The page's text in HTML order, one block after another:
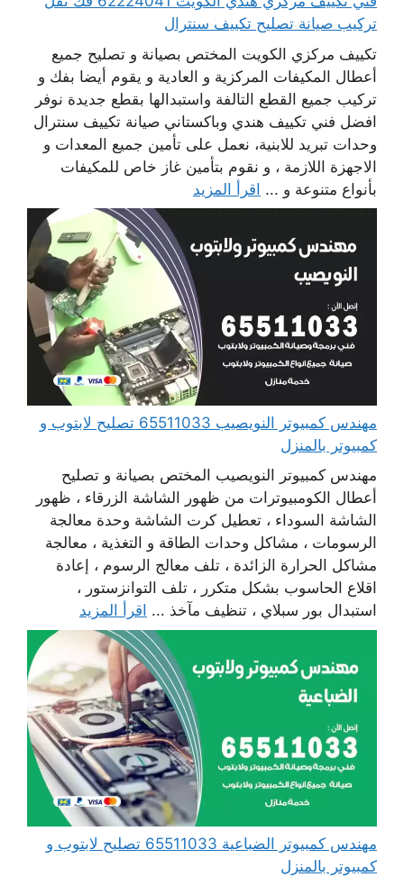
تركيب صيانة تصليح تكييف سنترال
تكييف مركزي الكويت المختص بصيانة و تصليح جميع
أعطال المكيفات المركزية و العادية و يقوم أيضا بفك و
تركيب جميع القطع التالفة واستبدالها بقطع جديدة نوفر
افضل فني تكييف هندي وباكستاني صيانة تكييف سنترال
وحدات تبريد للابنية، نعمل على تأمين جميع المعدات و
الاجهزة اللازمة ، و نقوم بتأمين غاز خاص للمكيفات
بأنواع متنوعة و ... اقرأ المزيد
مهندس كمبيوتر النويصيب 65511033 تصليح لابتوب و
كمبيوتر بالمنزل
مهندس كمبيوتر النويصيب المختص بصيانة و تصليح
أعطال الكومبيوترات من ظهور الشاشة الزرقاء ، ظهور
الشاشة السوداء ، تعطيل كرت الشاشة وحدة معالجة
الرسومات ، مشاكل وحدات الطاقة و التغذية ، معالجة
مشاكل الحرارة الزائدة ، تلف معالج الرسوم ، إعادة
اقلاع الحاسوب بشكل متكرر ، تلف التوانزستور ،
استبدال بور سبلاي ، تنظيف مآخذ ... اقرأ المزيد
مهندس كمبيوتر الضباعية 65511033 تصليح لابتوب و
كمبيوتر بالمنزل